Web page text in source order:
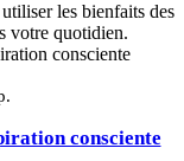
les bienfaits des
votre quotidien.
consciente